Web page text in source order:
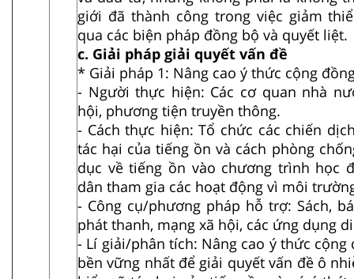
giới đã thành công trong việc giảm
qua các biện pháp đồng bộ và quyết liệt.
c. Giải pháp giải quyết vấn đề
* Giải pháp 1: Nâng cao ý thức cộng
- Người thực hiện: Các cơ quan nhà
hội, phương tiện truyền thông.
- Cách thực hiện: Tổ chức các chiến
tác hại của tiếng ồn và cách phòng
dục về tiếng ồn vào chương trình học
dân tham gia các hoạt động vì môi
- Công cụ/phương pháp hỗ trợ: Sách,
phát thanh, mạng xã hội, các ứng dụng
- Lí giải/phân tích: Nâng cao ý thức cộng
bền vững nhất để giải quyết vấn đề ô